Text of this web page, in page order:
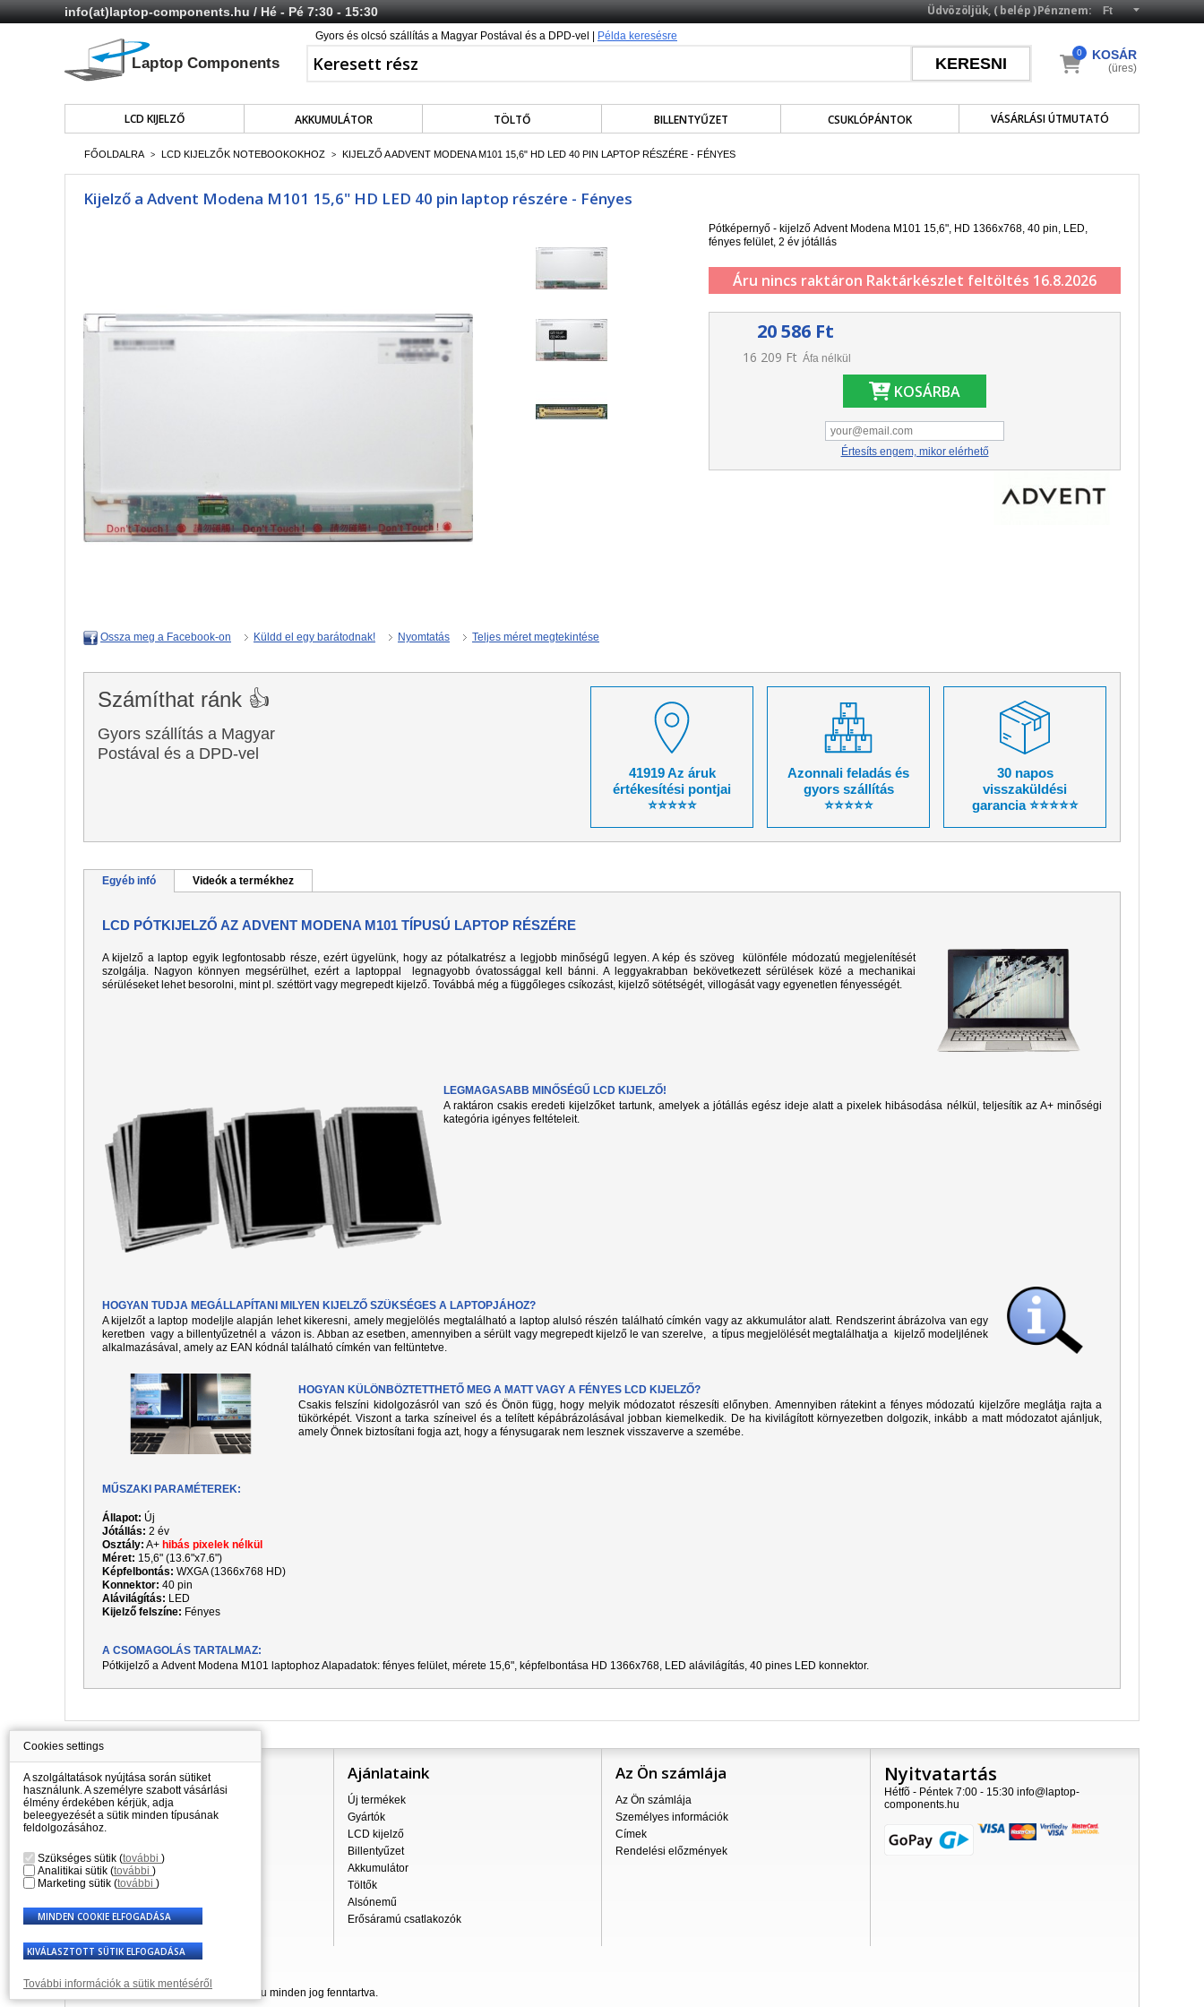
info(at)laptop-components.hu/ Hé - Pé 7:30 - 15:30 Pénznem:
Üdvözöljük, (belép)
Gyors és olcsó szállítás a Magyar Postával és a DPD-vel | Példa keresésre
LCD KIJELZŐ AKKUMULÁTOR TÖLTŐ BILLENTYŰZET CSUKLÓPÁNTOK VÁSÁRLÁSI ÚTMUTATÓ
KOSÁR
0
(üres)
FŐOLDALRA > LCD KIJELZŐK NOTEBOOKOKHOZ > KIJELZŐ A ADVENT MODENA M101 15,6" HD LED 40 PIN LAPTOP RÉSZÉRE - FÉNYES
Kijelző a Advent Modena M101 15,6" HD LED 40 pin laptop részére - Fényes
Pótképernyő - kijelző Advent Modena M101 15,6", HD 1366x768, 40 pin, LED,
fényes felület, 2 év jótállás
Áru nincs raktáron Raktárkészlet feltöltés 16.8.2026
20 586 Ft
16 209 Ft Áfa nélkül
KOSÁRBA
Értesíts engem, mikor elérhető
Ossza meg a Facebook-on Küldd el egy barátodnak! Nyomtatás Teljes méret megtekintése
Számíthat ránk 👍
Gyors szállítás a Magyar
Postával és a DPD-vel
41919 Az áruk
értékesítési pontjai
⭐⭐⭐⭐⭐
Azonnali feladás és
gyors szállítás
⭐⭐⭐⭐⭐
30 napos
visszaküldési
garancia ⭐⭐⭐⭐⭐
Egyéb infó Videók a termékhez
LCD PÓTKIJELZŐ AZ ADVENT MODENA M101 TÍPUSÚ LAPTOP RÉSZÉRE
A kijelző a laptop egyik legfontosabb része, ezért ügyelünk, hogy az pótalkatrész a legjobb minőségű legyen. A kép és szöveg különféle módozatú megjelenítését
szolgálja. Nagyon könnyen megsérülhet, ezért a laptoppal legnagyobb óvatossággal kell bánni. A leggyakrabban bekövetkezett sérülések közé a mechanikai
sérüléseket lehet besorolni, mint pl. széttört vagy megrepedt kijelző. Továbbá még a függőleges csíkozást, kijelző sötétségét, villogását vagy egyenetlen fényességét.
LEGMAGASABB MINŐSÉGŰ LCD KIJELZŐ!
A raktáron csakis eredeti kijelzőket tartunk, amelyek a jótállás egész ideje alatt a pixelek hibásodása nélkül, teljesítik az A+ minőségi
kategória igényes feltételeit.
HOGYAN TUDJA MEGÁLLAPÍTANI MILYEN KIJELZŐ SZÜKSÉGES A LAPTOPJÁHOZ?
A kijelzőt a laptop modeljle alapján lehet kikeresni, amely megjelölés megtalálható a laptop alulsó részén található címkén vagy az akkumulátor alatt. Rendszerint ábrázolva van egy
keretben vagy a billentyűzetnél a vázon is. Abban az esetben, amennyiben a sérült vagy megrepedt kijelző le van szerelve, a típus megjelölését megtalálhatja a kijelző modeljlének
alkalmazásával, amely az EAN kódnál található címkén van feltüntetve.
HOGYAN KÜLÖNBÖZTETTHETŐ MEG A MATT VAGY A FÉNYES LCD KIJELZŐ?
Csakis felszíni kidolgozásról van szó és Önön függ, hogy melyik módozatot részesíti előnyben. Amennyiben rátekint a fényes módozatú kijelzőre meglátja rajta a
tükörképét. Viszont a tarka színeivel és a telített képábrázolásával jobban kiemelkedik. De ha kivilágított környezetben dolgozik, inkább a matt módozatot ajánljuk,
amely Önnek biztosítani fogja azt, hogy a fénysugarak nem lesznek visszaverve a szemébe.
MŰSZAKI PARAMÉTEREK:
Állapot: Új
Jótállás: 2 év
Osztály: A+ hibás pixelek nélkül
Méret: 15,6" (13.6"x7.6")
Képfelbontás: WXGA (1366x768 HD)
Konnektor: 40 pin
Alávilágítás: LED
Kijelző felszíne: Fényes
A CSOMAGOLÁS TARTALMAZ:
Pótkijelző a Advent Modena M101 laptophoz Alapadatok: fényes felület, mérete 15,6", képfelbontása HD 1366x768, LED alávilágítás, 40 pines LED konnektor.
Információ
Mindent a vásárlásról
A szállítás árai
Nagykereskedés
Reklamációs szabályzat
Üzleti feltételek
A személyes adatok feldolgozása
Ajánlataink
Új termékek
Gyártók
LCD kijelző
Billentyűzet
Akkumulátor
Töltők
Alsónemű
Erősáramú csatlakozók
Az Ön számlája
Az Ön számlája
Személyes információk
Címek
Rendelési előzmények
Nyitvatartás
Hétfõ - Péntek 7:00 - 15:30 info@laptop-
components.hu
© 2007 - 2026 Laptop-Components.hu minden jog fenntartva.
Cookies settings
A szolgáltatások nyújtása során sütiket
használunk. A személyre szabott vásárlási
élmény érdekében kérjük, adja
beleegyezését a sütik minden típusának
feldolgozásához.
Szükséges sütik (további )
Analitikai sütik (további )
Marketing sütik (további )
További információk a sütik mentéséről